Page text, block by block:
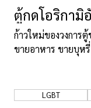
ตู้กดโอริกามิ
ก้าวใหม่ของวงกา
ขายอาหาร ขายบุห
LGBT